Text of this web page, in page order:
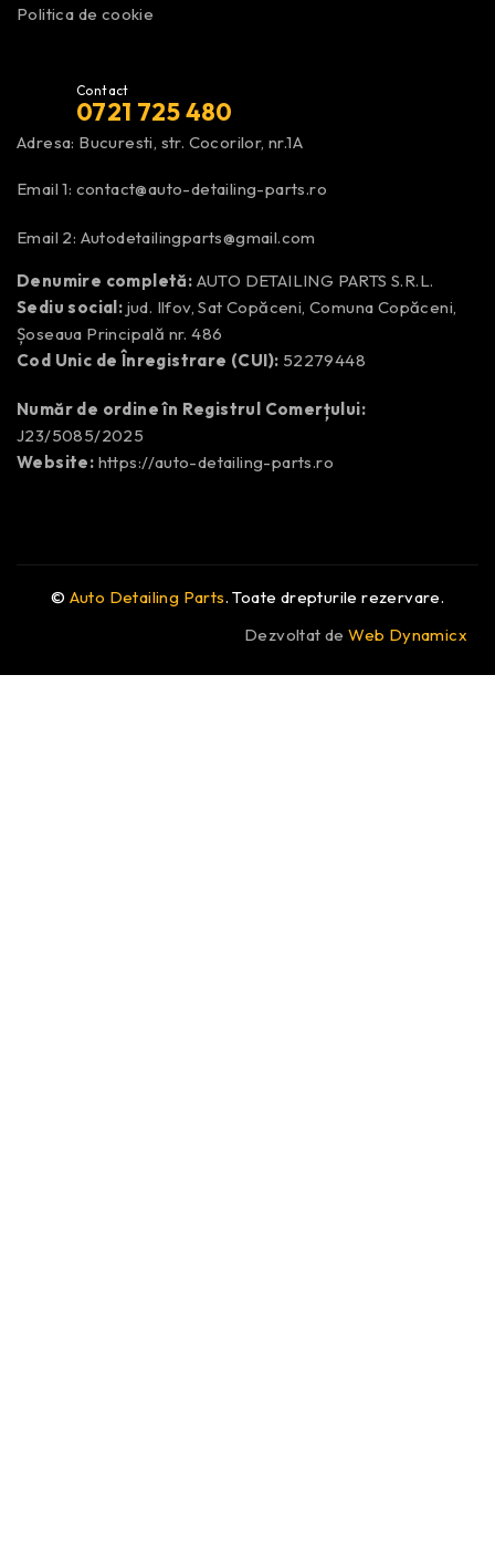
Politica de cookie
Contact
0721 725 480
Adresa: Bucuresti, str. Cocorilor, nr.1A
Email 1: contact@auto-detailing-parts.ro
Email 2: Autodetailingparts@gmail.com
Denumire completă: AUTO DETAILING PARTS S.R.L.
Sediu social: jud. Ilfov, Sat Copăceni, Comuna Copăceni,
Șoseaua Principală nr. 486
Cod Unic de Înregistrare (CUI): 52279448
Număr de ordine în Registrul Comerțului:
J23/5085/2025
Website: https://auto-detailing-parts.ro
© Auto Detailing Parts. Toate drepturile rezervare.
Dezvoltat deWeb Dynamicx